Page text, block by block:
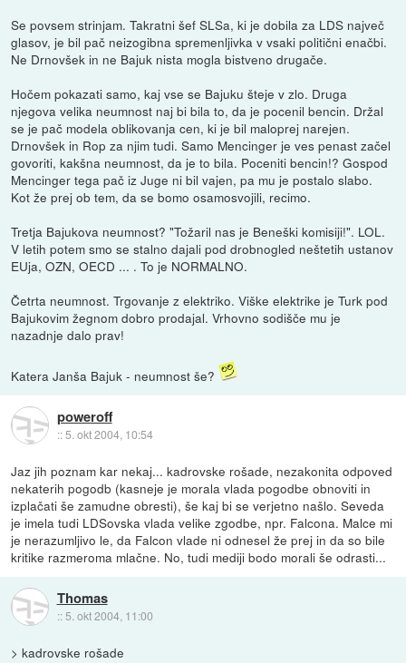
Se povsem strinjam. Takratni šef SLSa, ki je dobila za LDS največ
glasov, je bil pač neizogibna spremenljivka v vsaki politični enačbi.
Ne Drnovšek in ne Bajuk nista mogla bistveno drugače.
Hočem pokazati samo, kaj vse se Bajuku šteje v zlo. Druga
njegova velika neumnost naj bi bila to, da je pocenil bencin. Držal
se je pač modela oblikovanja cen, ki je bil maloprej narejen.
Drnovšek in Rop za njim tudi. Samo Mencinger je ves penast začel
govoriti, kakšna neumnost, da je to bila. Poceniti bencin!? Gospod
Mencinger tega pač iz Juge ni bil vajen, pa mu je postalo slabo.
Kot že prej ob tem, da se bomo osamosvojili, recimo.
Tretja Bajukova neumnost? "Tožaril nas je Beneški komisiji!". LOL.
V letih potem smo se stalno dajali pod drobnogled neštetih ustanov
EUja, OZN, OECD ... . To je NORMALNO.
Četrta neumnost. Trgovanje z elektriko. Viške elektrike je Turk pod
Bajukovim žegnom dobro prodajal. Vrhovno sodišče mu je
nazadnje dalo prav!
Katera Janša Bajuk - neumnost še?
poweroff
::5. okt 2004, 10:54
Jaz jih poznam kar nekaj... kadrovske rošade, nezakonita odpoved
nekaterih pogodb (kasneje je morala vlada pogodbe obnoviti in
izplačati še zamudne obresti), še kaj bi se verjetno našlo. Seveda
je imela tudi LDSovska vlada velike zgodbe, npr. Falcona. Malce mi
je nerazumljivo le, da Falcon vlade ni odnesel že prej in da so bile
kritike razmeroma mlačne. No, tudi mediji bodo morali še odrasti...
Thomas
:: 5. okt 2004, 11:00
> kadrovske rošade